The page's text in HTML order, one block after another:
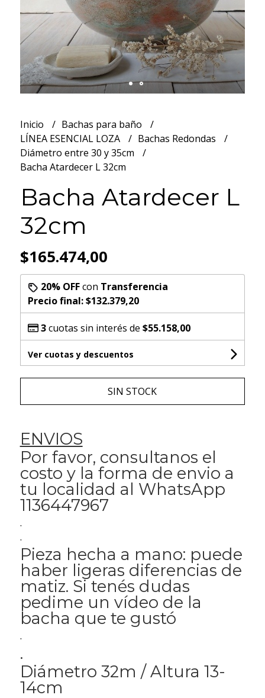
Inicio
Bachas para baño
LÍNEA ESENCIAL LOZA
Bachas Redondas
Diámetro entre 30 y 35cm
Bacha Atardecer L 32cm
Bacha Atardecer L
32cm
$165.474,00
20% OFFcon Transferencia
Precio final:$132.379,20
3cuotas sin interés de $55.158,00
Ver cuotas y descuentos
SIN STOCK
ENVIOS
Por favor, consultanos el
costo y la forma de envio a
tu localidad al WhatsApp
1136447967
.
.
Pieza hecha a mano: puede
haber ligeras diferencias de
matiz. Si tenés dudas
pedime un vídeo de la
bacha que te gustó
.
.
Diámetro 32m / Altura 13-
14cm